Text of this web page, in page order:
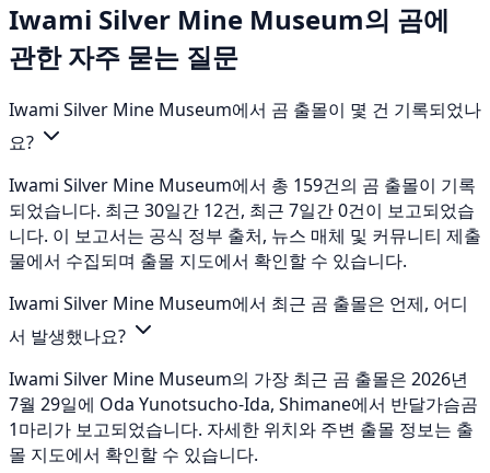
Iwami Silver Mine Museum의 곰에
관한 자주 묻는 질문
Iwami Silver Mine Museum에서 곰 출몰이 몇 건 기록되었나
요?
Iwami Silver Mine Museum에서 총 159건의 곰 출몰이 기록
되었습니다. 최근 30일간 12건, 최근 7일간 0건이 보고되었습
니다. 이 보고서는 공식 정부 출처, 뉴스 매체 및 커뮤니티 제출
물에서 수집되며 출몰 지도에서 확인할 수 있습니다.
Iwami Silver Mine Museum에서 최근 곰 출몰은 언제, 어디
서 발생했나요?
Iwami Silver Mine Museum의 가장 최근 곰 출몰은 2026년
7월 29일에 Oda Yunotsucho-Ida, Shimane에서 반달가슴곰
1마리가 보고되었습니다. 자세한 위치와 주변 출몰 정보는 출
몰 지도에서 확인할 수 있습니다.